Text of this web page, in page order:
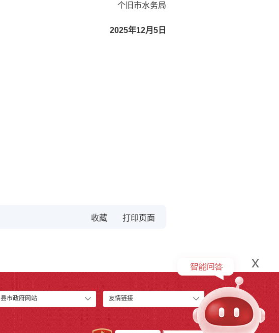
个旧市水务局
2025年12月5日
收藏
县市政府网站 友情链接
x